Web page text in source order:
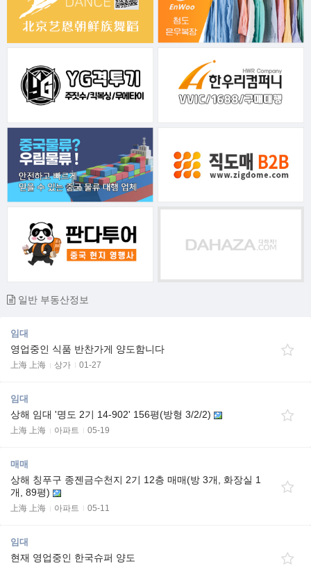
일반 부동산정보
임대
영업중인 식품 반찬가게 양도함니다
上海 上海 상가 01-27
임대
상해 임대 '명도 2기 14-902' 156평(방형 3/2/2)
上海 上海 아파트 05-19
매매
상해 칭푸구 종젠금수천지 2기 12층 매매(방 3개, 화장실 1
개, 89평)
上海 上海 아파트 05-11
임대
현재 영업중인 한국슈퍼 양도